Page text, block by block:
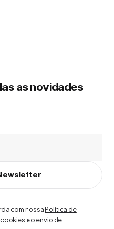
as novidades
com nossaPolítica de
e o envio de